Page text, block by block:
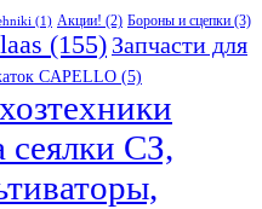
(1) Акции! (2) Бороны и сцепки (3)
(155) Запчасти для
CAPELLO (5)
сеялки СЗ,